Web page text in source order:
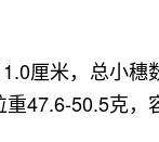
厘米，总小
47.6-50.5克，